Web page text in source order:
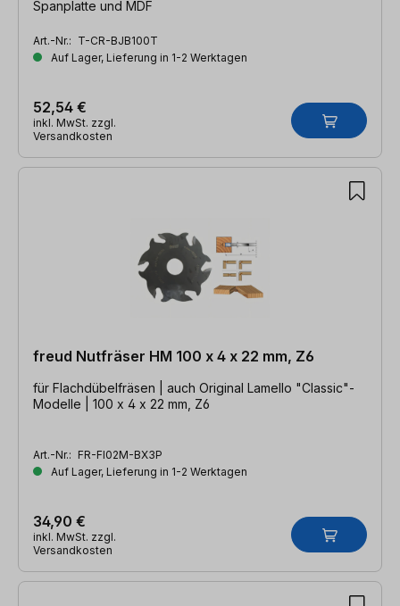
Spanplatte und MDF
Art.-Nr.: T-CR-BJB100T
Auf Lager, Lieferung in 1-2 Werktagen
52,54 €
inkl. MwSt. zzgl.
Versandkosten
freud Nutfräser HM 100 x 4 x 22 mm, Z6
für Flachdübelfräsen | auch Original Lamello "Classic"-
Modelle | 100 x 4 x 22 mm, Z6
Art.-Nr.: FR-FI02M-BX3P
Auf Lager, Lieferung in 1-2 Werktagen
34,90 €
inkl. MwSt. zzgl.
Versandkosten